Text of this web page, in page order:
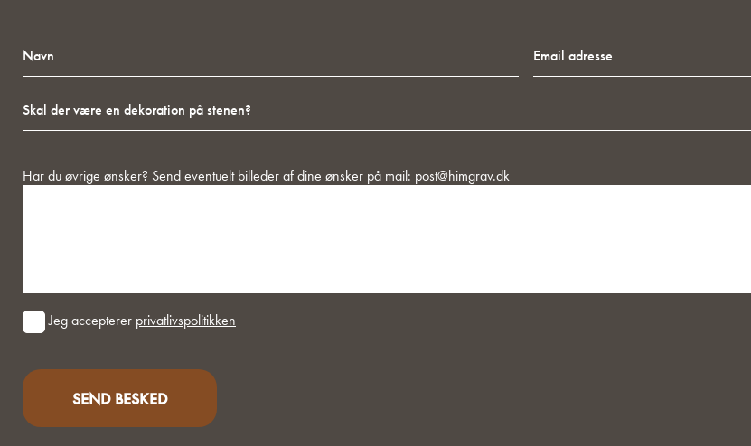
adresse
der
være
dekoration
Besked
Har du øvrige ønsker? Send eventuelt billeder af dine ønsker på mail: post@himgrav.dk
ConsentJeg accepterer privatlivspolitikken